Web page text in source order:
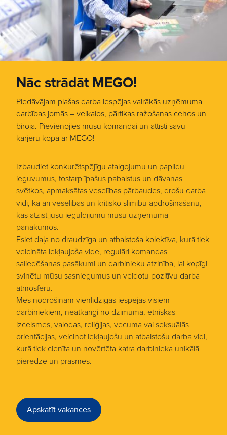
Nāc strādāt MEGO!
Piedāvājam plašas darba iespējas vairākās uzņēmuma
darbības jomās – veikalos, pārtikas ražošanas cehos un
birojā. Pievienojies mūsu komandai un attīsti savu
karjeru kopā ar MEGO!
Izbaudiet konkurētspējīgu atalgojumu un papildu
ieguvumus, tostarp īpašus pabalstus un dāvanas
svētkos, apmaksātas veselības pārbaudes, drošu darba
vidi, kā arī veselības un kritisko slimību apdrošināšanu,
kas atzīst jūsu ieguldījumu mūsu uzņēmuma
panākumos.
Esiet daļa no draudzīga un atbalstoša kolektīva, kurā tiek
veicināta iekļaujoša vide, regulāri komandas
saliedēšanas pasākumi un darbinieku atzinība, lai kopīgi
svinētu mūsu sasniegumus un veidotu pozitīvu darba
atmosfēru.
Mēs nodrošinām vienlīdzīgas iespējas visiem
darbiniekiem, neatkarīgi no dzimuma, etniskās
izcelsmes, valodas, reliģijas, vecuma vai seksuālās
orientācijas, veicinot iekļaujošu un atbalstošu darba vidi,
kurā tiek cienīta un novērtēta katra darbinieka unikālā
pieredze un prasmes.
Apskatīt vakances